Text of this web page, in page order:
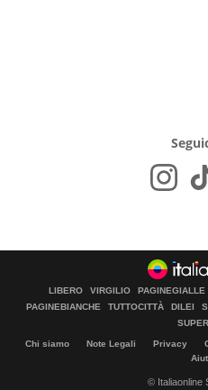
LIBERO VIRGILIO PAGINEGIALLE
PAGINEBIANCHE
TUTTOCITTÀ DILEI
Chi siamo Note Legali Privacy
© Italiaonline